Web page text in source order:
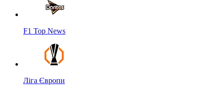
F1 Top News
Ліга Європи